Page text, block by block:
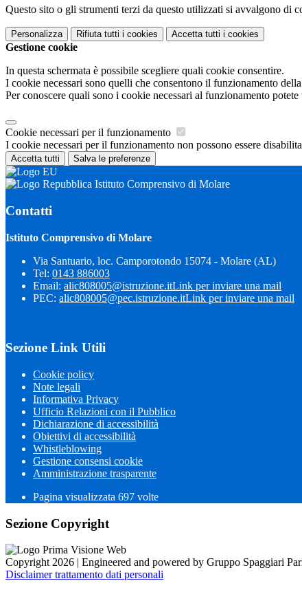
Questo sito o gli strumenti terzi da questo utilizzati si avvalgono di
Personalizza Rifiuta tutti i cookies Accetta tutti i cookies
Gestione cookie
In questa schermata è possibile scegliere quali cookie consentire.
I cookie necessari sono quelli che consentono il funzionamento
Per conoscere quali sono i cookie necessari al funzionamento potete
Cookie necessari per il funzionamento
I cookie necessari per il funzionamento non possono essere
Accetta tutti Salva le preferenze
Istituto Comprensivo di Molare
Contatti
Istituto Comprensivo di Molare
Via Santuario, loc. Camporotondo 15074 - Molare (AL)
Tel: 0143 886003
Email: alic808005@istruzione.itLink per inviare una mail
PEC: alic808005@pec.istruzione.itLink per inviare una mail
Sezione Link Utili
Cookie policy
Note legali
Informativa Privacy
Ufficio Relazioni con il Pubblico
Dichiarazione di accessibilità
Obiettivi di accessibilità
Whistleblowing
Gestione consensi cookie
Amministrazione trasparente
Pagina visualizzata 697 volte
Sezione Copyright
Copyright 2026 | Engineered and powered by Gruppo Spaggiari
Disclaimer trattamento dati personali